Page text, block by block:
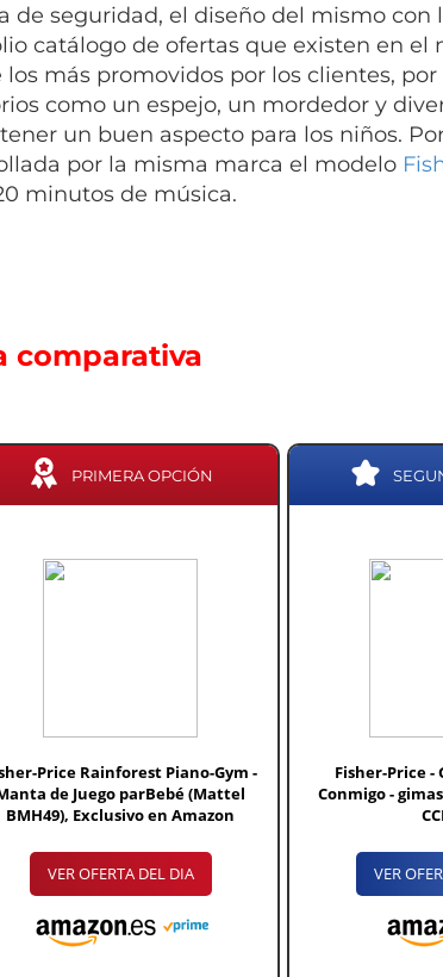
de seguridad, el diseño del mismo
catálogo de ofertas que existen en el
los más promovidos por los clientes,
como un espejo, un mordedor y
un buen aspecto para los niños.
por la misma marca el modelo
minutos de música.
comparativa
PRIMERA OPCIÓN
Price Rainforest Piano-Gym -
de Juego parBebé (Mattel
BMH49), Exclusivo en Amazon
VER OFERTA DEL DIA
Fisher-Price -
Conmigo -
VER